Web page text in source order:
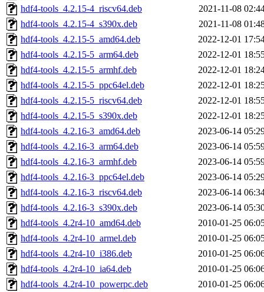
hdf4-tools_4.2.15-4_riscv64.deb
2021-11-08
hdf4-tools_4.2.15-4_s390x.deb
2021-11-08
hdf4-tools_4.2.15-5_amd64.deb
2022-12-01
hdf4-tools_4.2.15-5_arm64.deb
2022-12-01
hdf4-tools_4.2.15-5_armhf.deb
2022-12-01
hdf4-tools_4.2.15-5_ppc64el.deb
2022-12-01
hdf4-tools_4.2.15-5_riscv64.deb
2022-12-01
hdf4-tools_4.2.15-5_s390x.deb
2022-12-01
hdf4-tools_4.2.16-3_amd64.deb
2023-06-14
hdf4-tools_4.2.16-3_arm64.deb
2023-06-14
hdf4-tools_4.2.16-3_armhf.deb
2023-06-14
hdf4-tools_4.2.16-3_ppc64el.deb
2023-06-14
hdf4-tools_4.2.16-3_riscv64.deb
2023-06-14
hdf4-tools_4.2.16-3_s390x.deb
2023-06-14
hdf4-tools_4.2r4-10_amd64.deb
2010-01-25
hdf4-tools_4.2r4-10_armel.deb
2010-01-25
hdf4-tools_4.2r4-10_i386.deb
2010-01-25
hdf4-tools_4.2r4-10_ia64.deb
2010-01-25
hdf4-tools_4.2r4-10_powerpc.deb
2010-01-25